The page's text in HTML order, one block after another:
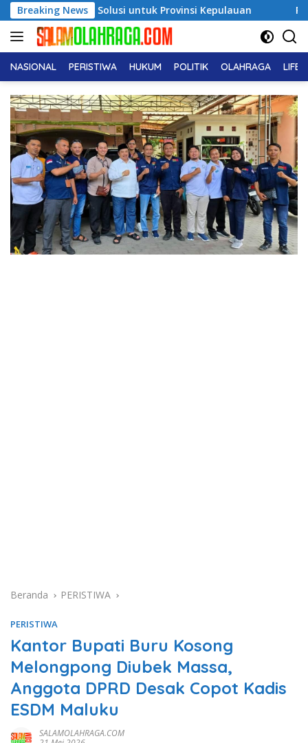
Langsung
ke
konten
Breaking News
untuk Provinsi Kepulauan Pendiri No Viral No
NASIONAL PERISTIWA HUKUM POLITIK OLAHRAGA
Beranda PERISTIWA
PERISTIWA
Kantor Bupati Buru Kosong
Melongpong Diubek Massa,
Anggota DPRD Desak Copot Kadis
ESDM Maluku
SALAMOLAHRAGA.COM